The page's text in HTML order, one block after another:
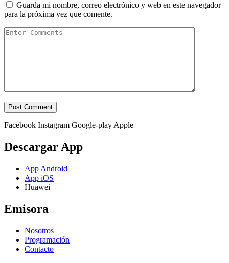
Guarda mi nombre, correo electrónico y web en este navegador
para la próxima vez que comente.
Facebook Instagram Google-play Apple
Descargar App
App Android
App iOS
Huawei
Emisora
Nosotros
Programación
Contacto